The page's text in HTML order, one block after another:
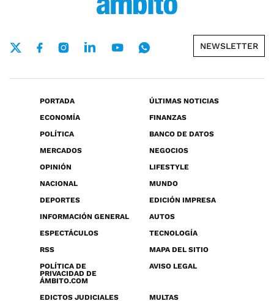
NEWSLETTER
PORTADA
ÚLTIMAS NOTICIAS
ECONOMÍA
FINANZAS
POLÍTICA
BANCO DE DATOS
MERCADOS
NEGOCIOS
OPINIÓN
LIFESTYLE
NACIONAL
MUNDO
DEPORTES
EDICIÓN IMPRESA
INFORMACIÓN GENERAL
AUTOS
ESPECTÁCULOS
TECNOLOGÍA
RSS
MAPA DEL SITIO
POLÍTICA DE
PRIVACIDAD DE
ÁMBITO.COM
AVISO LEGAL
EDICTOS JUDICIALES MULTAS